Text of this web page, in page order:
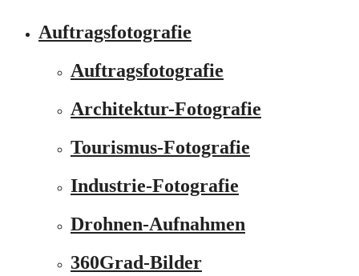
Auftragsfotografie
Auftragsfotografie
Architektur-Fotografie
Tourismus-Fotografie
Industrie-Fotografie
Drohnen-Aufnahmen
360Grad-Bilder